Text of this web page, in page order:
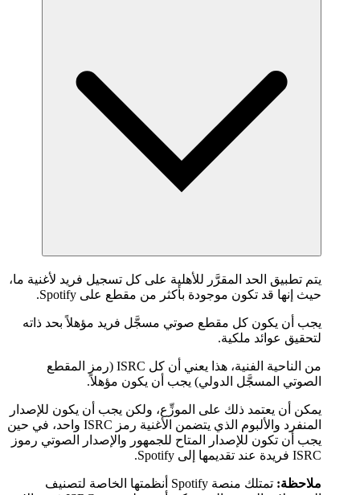
يتم تطبيق الحد المقرَّر للأهلية على كل تسجيل فريد لأغنية ما،
حيث إنها قد تكون موجودة بأكثر من مقطع على Spotify.
يجب أن يكون كل مقطع صوتي مسجَّل فريد مؤهلاً بحد ذاته
لتحقيق عوائد ملكية.
من الناحية الفنية، هذا يعني أن كل ISRC (رمز المقطع
الصوتي المسجَّل الدولي) يجب أن يكون مؤهلاً.
يمكن أن يعتمد ذلك على الموزِّع، ولكن يجب أن يكون للإصدار
المنفرد والألبوم الذي يتضمن الأغنية رمز ISRC واحد، في حين
يجب أن تكون للإصدار المتاح للجمهور والإصدار الصوتي رموز
ISRC فريدة عند تقديمها إلى Spotify.
ملاحظة:
تمتلك منصة Spotify أنظمتها الخاصة لتصنيف